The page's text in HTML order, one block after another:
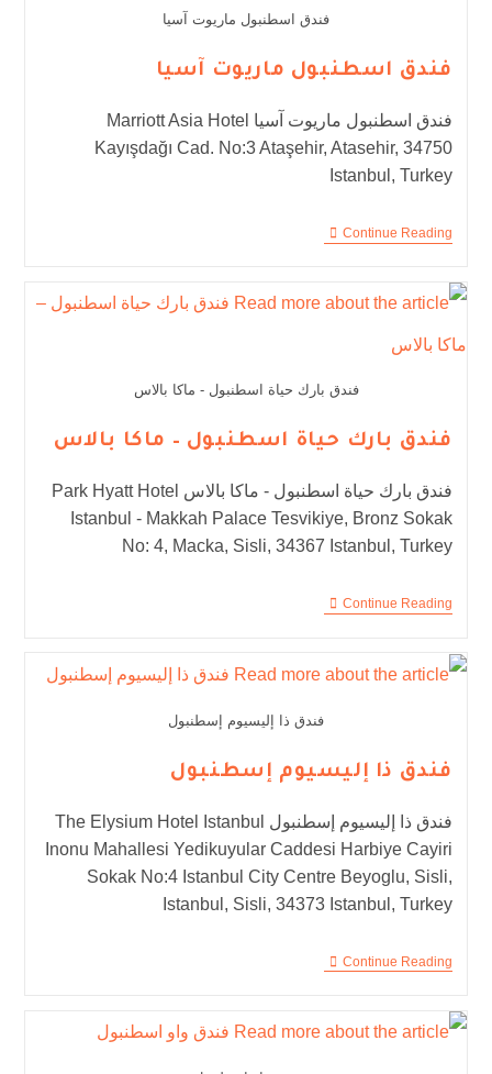
فندق اسطنبول ماريوت آسيا
فندق اسطنبول ماريوت آسيا
فندق اسطنبول ماريوت آسيا Marriott Asia Hotel
Kayışdağı Cad. No:3 Ataşehir, Atasehir, 34750
Istanbul, Turkey
Continue Reading
فندق بارك حياة اسطنبول - ماكا بالاس
فندق بارك حياة اسطنبول – ماكا بالاس
فندق بارك حياة اسطنبول - ماكا بالاس Park Hyatt Hotel
Istanbul - Makkah Palace Tesvikiye, Bronz Sokak
No: 4, Macka, Sisli, 34367 Istanbul, Turkey
Continue Reading
فندق ذا إليسيوم إسطنبول
فندق ذا إليسيوم إسطنبول
فندق ذا إليسيوم إسطنبول The Elysium Hotel Istanbul
Inonu Mahallesi Yedikuyular Caddesi Harbiye Cayiri
Sokak No:4 Istanbul City Centre Beyoglu, Sisli,
Istanbul, Sisli, 34373 Istanbul, Turkey
Continue Reading